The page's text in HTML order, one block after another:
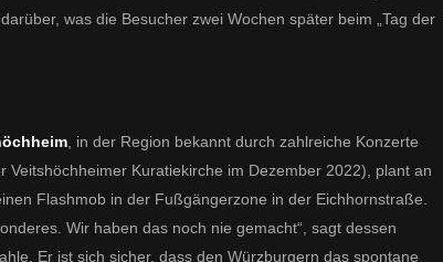
was die Besucher zwei Wochen später beim „Tag der
, in der Region bekannt durch zahlreiche Konzerte
Veitshöchheimer Kuratiekirche im Dezember 2022), plant an
Flashmob in der Fußgängerzone in der Eichhornstraße.
Wir haben das noch nie gemacht“, sagt dessen
Er ist sich sicher, dass den Würzburgern das spontane